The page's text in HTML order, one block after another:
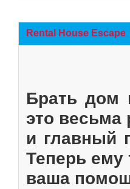
Rental House Escape
Брать дом
это весьма
и главный
Теперь ему
ваша